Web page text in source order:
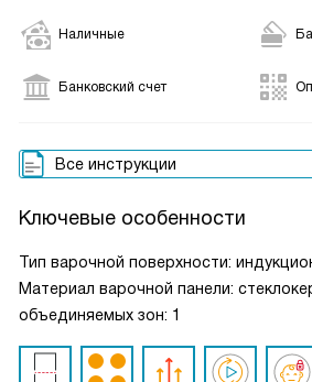
Наличные
Банковский счет
Все инструкции
Ключевые особенности
Тип варочной поверхности:
Материал варочной панели:
объединяемых зон: 1